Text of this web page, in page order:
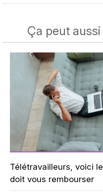
Ça peut
Télétravailleurs, voici
doit vous rembourser